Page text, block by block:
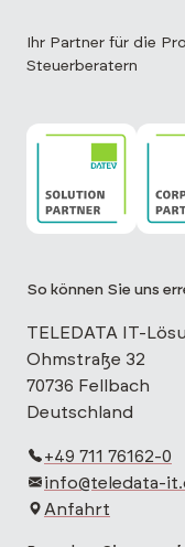
Ihr Partner für die
Steuerberatern
So können Sie uns
TELEDATA IT-
Ohmstraße 32
70736 Fellbach
Deutschland
+49 711 76162-0
info@teledata-
Anfahrt